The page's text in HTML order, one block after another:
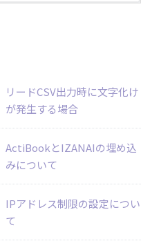
リードCSV出力時に文字化け
が発生する場合
ActiBookとIZANAIの埋め込
みについて
IPアドレス制限の設定につい
て